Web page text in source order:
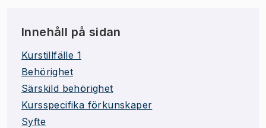
Innehåll på sidan
Kurstillfälle 1
Behörighet
Särskild behörighet
Kursspecifika förkunskaper
Syfte